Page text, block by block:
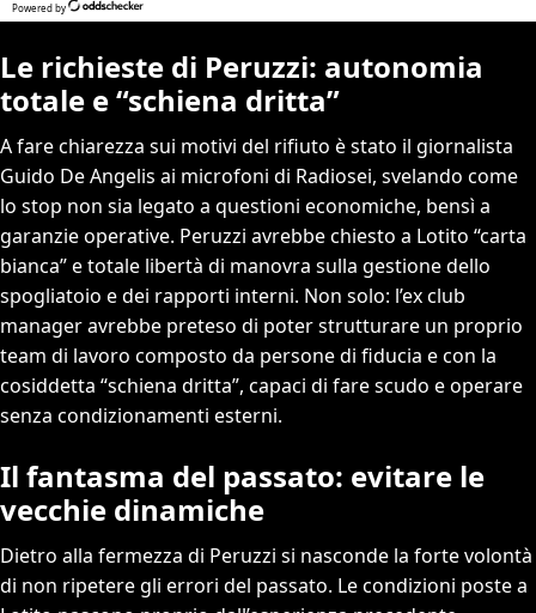
Le richieste di Peruzzi: autonomia
totale e “schiena dritta”
A fare chiarezza sui motivi del rifiuto è stato il giornalista
Guido De Angelis ai microfoni di Radiosei, svelando come
lo stop non sia legato a questioni economiche, bensì a
garanzie operative. Peruzzi avrebbe chiesto a Lotito “carta
bianca” e totale libertà di manovra sulla gestione dello
spogliatoio e dei rapporti interni. Non solo: l’ex club
manager avrebbe preteso di poter strutturare un proprio
team di lavoro composto da persone di fiducia e con la
cosiddetta “schiena dritta”, capaci di fare scudo e operare
senza condizionamenti esterni.
Il fantasma del passato: evitare le
vecchie dinamiche
Dietro alla fermezza di Peruzzi si nasconde la forte volontà
di non ripetere gli errori del passato. Le condizioni poste a